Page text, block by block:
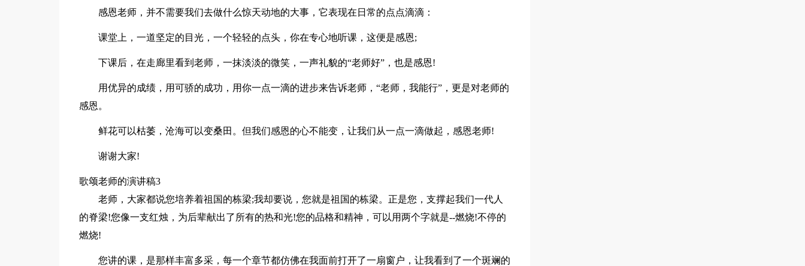
感恩老师，并不需要我们去做什么惊天动地的大事，它表现在日常的点点滴滴：
课堂上，一道坚定的目光，一个轻轻的点头，你在专心地听课，这便是感恩;
下课后，在走廊里看到老师，一抹淡淡的微笑，一声礼貌的“老师好”，也是感恩!
用优异的成绩，用可骄的成功，用你一点一滴的进步来告诉老师，“老师，我能行”，更是对老师的
感恩。
鲜花可以枯萎，沧海可以变桑田。但我们感恩的心不能变，让我们从一点一滴做起，感恩老师!
谢谢大家!
歌颂老师的演讲稿3
老师，大家都说您培养着祖国的栋梁;我却要说，您就是祖国的栋梁。正是您，支撑起我们一代人
的脊梁!您像一支红烛，为后辈献出了所有的热和光!您的品格和精神，可以用两个字就是--燃烧!不停的
燃烧!
您讲的课，是那样丰富多采，每一个章节都仿佛在我面前打开了一扇窗户，让我看到了一个斑斓的